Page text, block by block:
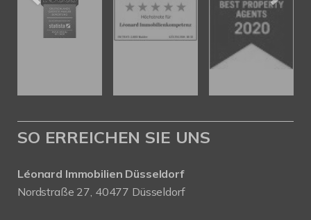
SO ERREICHEN SIE UNS
Léonard Immobilien Düsseldorf
Nordstraße 27, 40477 Düsseldorf